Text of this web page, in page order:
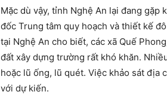
Mặc dù vậy, tỉnh Nghệ An lại đang gặp
đốc Trung tâm quy hoạch và thiết kế
tại Nghệ An cho biết, các xã Quế
đất xây dựng trường rất khó khăn.
hoặc lũ ống, lũ quét. Việc khảo sát địa
với dự kiến.